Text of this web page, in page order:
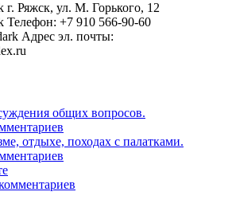
г. Ряжск, ул. М. Горького, 12
Телефон: +7 910 566-90-60
Адрес эл. почты:
общих вопросов.
отдыхе, походах с палатками.